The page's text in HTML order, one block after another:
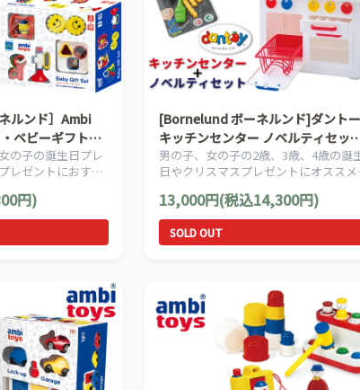
ルンド］Ambi
ベビーギフトセ
の子の誕生日プレ
レゼントにおすす
ビトーイズの赤ち
円)
[Bornelund ボーネルンド]ダント
キッチンセンター ノベルティセッ
ノベルティキャンペーン
男の子、女の子の2歳、3歳、4歳の誕
日やクリスマスプレゼントにオススメ
イ キッチンセンターに、ダントーイの
ままごとBBQが付いた、数量限定セ
です。
13,000円(税込14,300円)
SOLD OUT